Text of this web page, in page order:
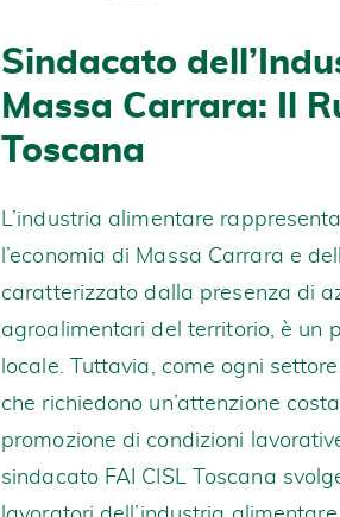
Sindacato
Massa Carrara: Il
Toscana
L’industria alimentare
l’economia di Massa Carrara e
caratterizzato dalla presenza di
agroalimentari del territorio, è un
locale. Tuttavia, come ogni
che richiedono un’attenzione
promozione di condizioni
sindacato FAI CISL Toscana